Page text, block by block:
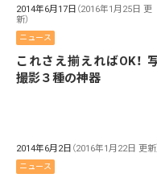
2014年6月17日 （2016年1月25日 更
新）
ニュース
これさえ揃えればOK！
撮影３種の神器
2014年6月2日 （2016年1月22日 更新
ニュース